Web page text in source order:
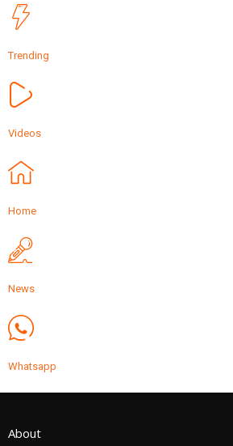
Trending
Videos
Home
News
Whatsapp
About